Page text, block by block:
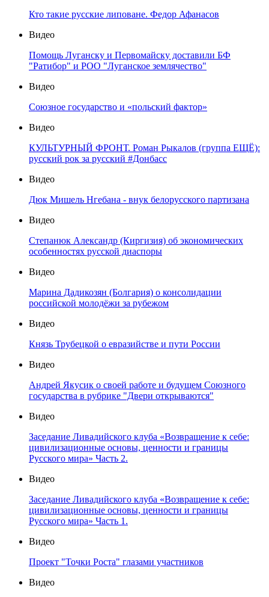
Кто такие русские липоване. Федор Афанасов
Видео
Помощь Луганску и Первомайску доставили БФ
"Ратибор" и РОО "Луганское землячество"
Видео
Союзное государство и «польский фактор»
Видео
КУЛЬТУРНЫЙ ФРОНТ. Роман Рыкалов (группа ЕЩЁ):
русский рок за русский #Донбасс
Видео
Дюк Мишель Нгебана - внук белорусского партизана
Видео
Степанюк Александр (Киргизия) об экономических
особенностях русской диаспоры
Видео
Марина Дадикозян (Болгария) о консолидации
российской молодёжи за рубежом
Видео
Князь Трубецкой о евразийстве и пути России
Видео
Андрей Якусик о своей работе и будущем Союзного
государства в рубрике "Двери открываются"
Видео
Заседание Ливадийского клуба «Возвращение к себе:
цивилизационные основы, ценности и границы
Русского мира» Часть 2.
Видео
Заседание Ливадийского клуба «Возвращение к себе:
цивилизационные основы, ценности и границы
Русского мира» Часть 1.
Видео
Проект "Точки Роста" глазами участников
Видео